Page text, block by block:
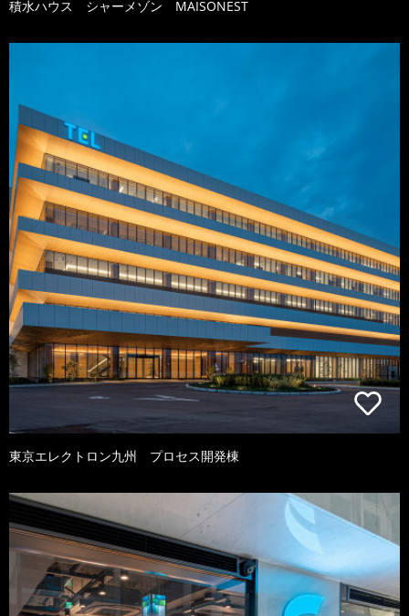
積水ハウス シャーメゾン MAISONEST
東京エレクトロン九州 プロセス開発棟